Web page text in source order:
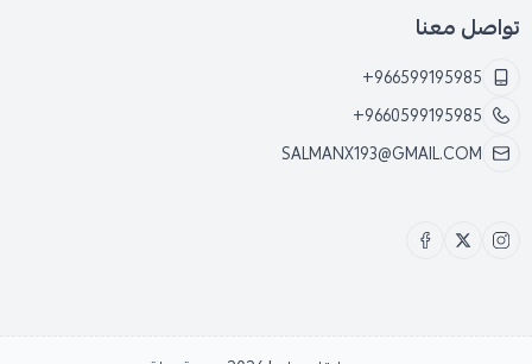
تواصل معنا
+966599195985
+9660599195985
SALMANX193@GMAIL.COM